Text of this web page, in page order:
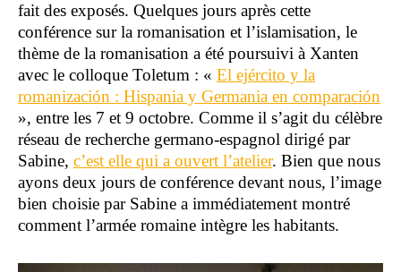
fait des exposés. Quelques jours après cette
conférence sur la romanisation et l’islamisation, le
thème de la romanisation a été poursuivi à Xanten
avec le colloque Toletum : « El ejército y la
romanización : Hispania y Germania en comparación
», entre les 7 et 9 octobre. Comme il s’agit du célèbre
réseau de recherche germano-espagnol dirigé par
Sabine, c’est elle qui a ouvert l’atelier. Bien que nous
ayons deux jours de conférence devant nous, l’image
bien choisie par Sabine a immédiatement montré
comment l’armée romaine intègre les habitants.